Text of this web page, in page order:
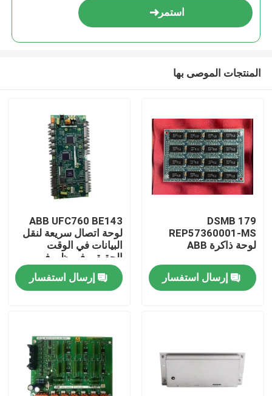
المنتجات
فيديوهات
استمر
المنتجات الموصى بها
DSMB 179
REP57360001-MS
لوحة ذاكرة ABB
إرسال استفسار
ABB UFC760 BE143
لوحة اتصال سريعة لنقل
البيانات في الوقت
الحقيقي في ظروف
مصنع قاسية مع سهولة
التثبيتإرسال استفسار